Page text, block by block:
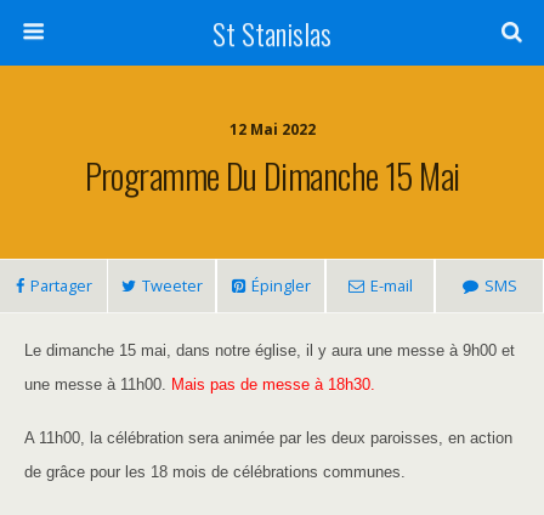
St Stanislas
12 Mai 2022
Programme Du Dimanche 15 Mai
Partager Tweeter Épingler E-mail SMS
Le dimanche 15 mai, dans notre église, il y aura une messe à 9h00 et
une messe à 11h00. Mais pas de messe à 18h30.
A 11h00, la célébration sera animée par les deux paroisses, en action
de grâce pour les 18 mois de célébrations communes.